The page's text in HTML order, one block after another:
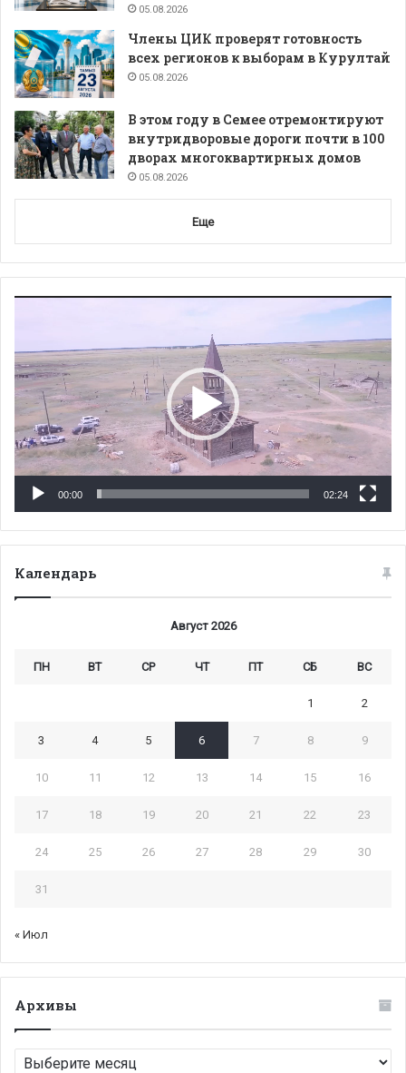
05.08.2026
Члены ЦИК проверят готовность
всех регионов к выборам в Курултай
05.08.2026
В этом году в Семее отремонтируют
внутридворовые дороги почти в 100
дворах многоквартирных домов
05.08.2026
Еще
00:00 02:24
Календарь
Август 2026
ПН ВТ СР ЧТ ПТ СБ ВС
1 2
3 4 5 6 7 8 9
10 11 12 13 14 15 16
17 18 19 20 21 22 23
24 25 26 27 28 29 30
31
« Июл
Архивы
Архивы